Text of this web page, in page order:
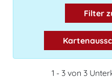
Filter
1 - 3 von 3